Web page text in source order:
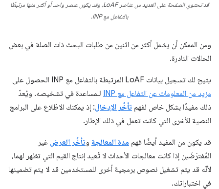
قد تحتوي الصفحة على العديد من عناصر LoAF، وقد يكون عنصر واحد أو أكثر منها مرتبطًا
بالتفاعل مع INP.
ومن الممكن أن يشمل أكثر من اثنين من طلبات البحث ذات الصلة في بعض
الحالات النادرة.
يتيح لك تسجيل بيانات LoAF المرتبطة بالتفاعل مع INP الحصول على
مزيد من المعلومات عن التفاعل مع INP
للمساعدة في تشخيصه. ويُعدّ
ذلك مفيدًا بشكل خاص لفهم تأخُّر الإدخال: إذ يمكنك الاطّلاع على البرامج
النصية الأخرى التي كانت تعمل في ذلك الإطار.
قد يكون من المفيد أيضًا فهم مدة المعالجة وتأخُّر العرض غير
المُفترَضَين إذا كانت معالجات الأحداث لا تُعيد إنتاج القيم التي تظهر لهما،
لأنّه قد يتم تشغيل نصوص برمجية أخرى للمستخدمين قد لا يتم تضمينها
في اختباراتك.